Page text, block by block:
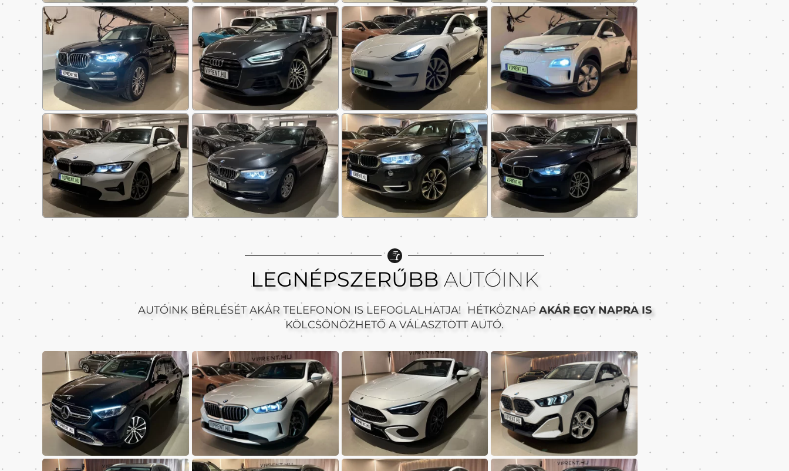
LEGNÉPSZERŰBB AUTÓINK
AUTÓINK BÉRLÉSÉT AKÁR TELEFONON IS LEFOGLALHATJA! HÉTKÖZNAP AKÁR EGY NAPRA IS
KÖLCSÖNÖZHETŐ A VÁLASZTOTT AUTÓ.